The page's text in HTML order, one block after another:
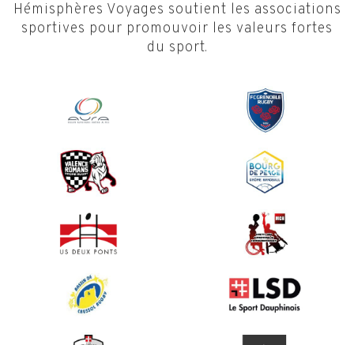
Hémisphères Voyages soutient les associations
sportives pour promouvoir les valeurs fortes
du sport.